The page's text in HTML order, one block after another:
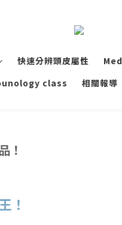
快速分辨頭皮屬性
class
相關報導
！
！